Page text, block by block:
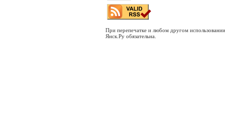
При перепечатке и любом другом
Янск.Ру обязательна.